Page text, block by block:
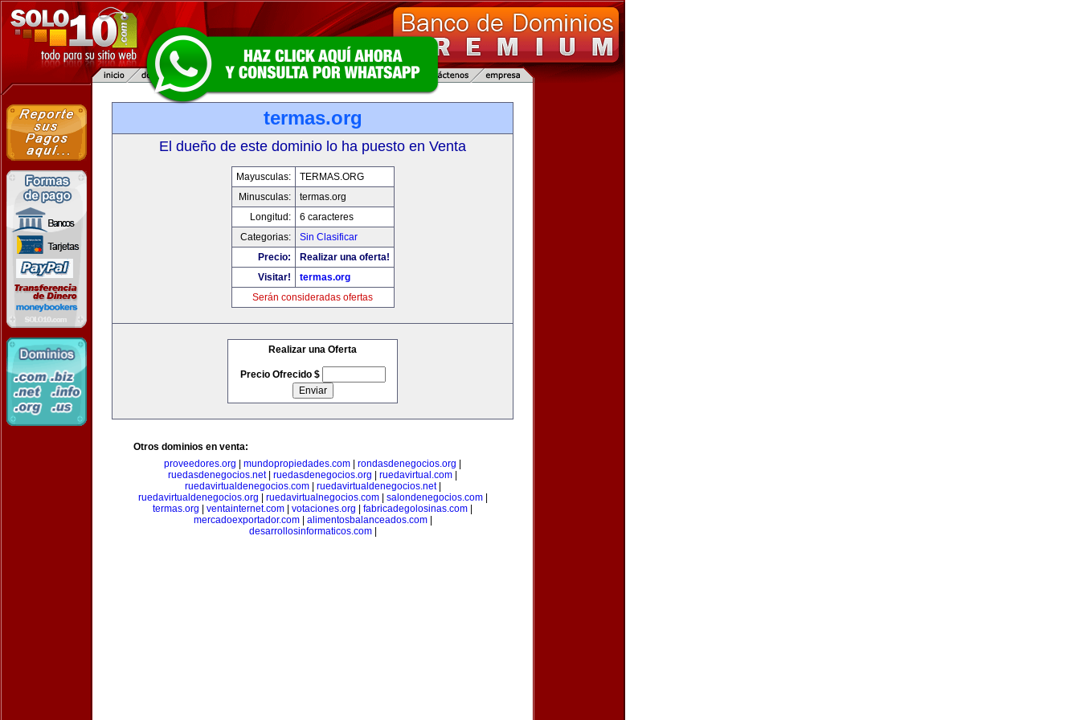
termas.org
El dueño de este dominio lo ha puesto en Venta
Mayusculas:
TERMAS.ORG
Minusculas:
termas.org
Longitud:
6 caracteres
Categorias:
Sin Clasificar
Precio:
Realizar una oferta!
Visitar!
termas.org
Serán consideradas ofertas
Realizar una Oferta
Precio Ofrecido $
Otros dominios en venta:
proveedores.org
mundopropiedades.com rondasdenegocios.org
ruedasdenegocios.net| ruedasdenegocios.org ruedavirtual.com
ruedavirtualdenegocios.com| ruedavirtualdenegocios.net|
ruedavirtualdenegocios.org
ruedavirtualnegocios.com| salondenegocios.com|
termas.org
ventainternet.com votaciones.org fabricadegolosinas.com
mercadoexportador.com| alimentosbalanceados.com|
desarrollosinformaticos.com|